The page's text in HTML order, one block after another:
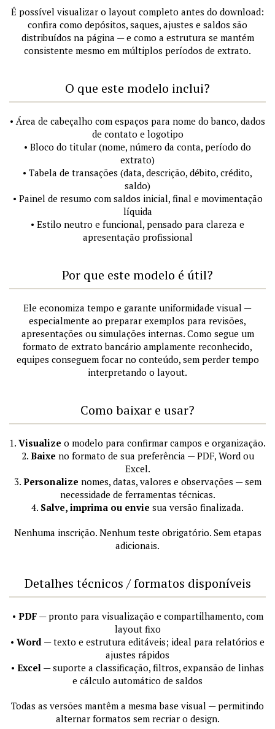
É possível visualizar o layout completo antes do download:
confira como depósitos, saques, ajustes e saldos são
distribuídos na página — e como a estrutura se mantém
consistente mesmo em múltiplos períodos de extrato.
O que este modelo inclui?
• Área de cabeçalho com espaços para nome do banco, dados
de contato e logotipo
• Bloco do titular (nome, número da conta, período do
extrato)
• Tabela de transações (data, descrição, débito, crédito,
saldo)
• Painel de resumo com saldos inicial, final e movimentação
líquida
• Estilo neutro e funcional, pensado para clareza e
apresentação profissional
Por que este modelo é útil?
Ele economiza tempo e garante uniformidade visual —
especialmente ao preparar exemplos para revisões,
apresentações ou simulações internas. Como segue um
formato de extrato bancário amplamente reconhecido,
equipes conseguem focar no conteúdo, sem perder tempo
interpretando o layout.
Como baixar e usar?
1. Visualize o modelo para confirmar campos e organização.
2. Baixe no formato de sua preferência — PDF, Word ou
Excel.
3. Personalize nomes, datas, valores e observações — sem
necessidade de ferramentas técnicas.
4. Salve, imprima ou envie sua versão finalizada.
Nenhuma inscrição. Nenhum teste obrigatório. Sem etapas
adicionais.
Detalhes técnicos / formatos disponíveis
• PDF— pronto para visualização e compartilhamento, com
layout fixo
• Word — texto e estrutura editáveis; ideal para relatórios e
ajustes rápidos
• Excel — suporte a classificação, filtros, expansão de linhas
e cálculo automático de saldos
Todas as versões mantêm a mesma base visual — permitindo
alternar formatos sem recriar o design.